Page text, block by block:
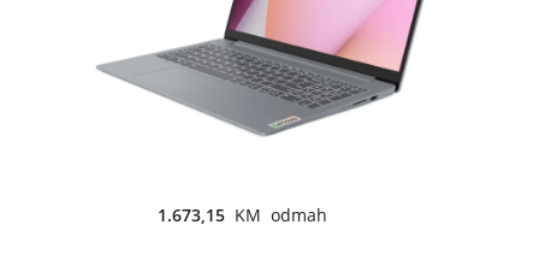
1.673,15 KM odmah